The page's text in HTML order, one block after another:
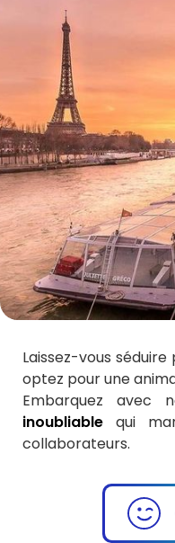
Laissez-vous séduire
optez pour une
Embarquez avec
inoubliable qui
collaborateurs.